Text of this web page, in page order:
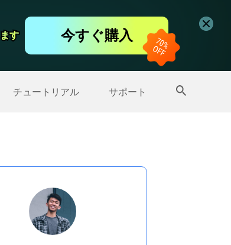
す
す 今すぐ購入
チュートリアル サポート
その他の製品